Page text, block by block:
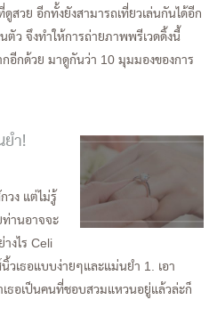
สวย อีกทั้งยังสามารถเที่ยวเล่นกันได้อีก
ว จึงทำให้การถ่ายภาพพรีเวดดิ้งนี้
อีกด้วย มาดูกันว่า 10 มุมมองของการ
ยำ!
วง แต่ไม่รู้
ท่านอาจจะ
างไร Celi
วเธอแบบง่ายๆและแม่นยำ 1. เอา
ธอเป็นคนที่ชอบสวมแหวนอยู่แล้วล่ะก็